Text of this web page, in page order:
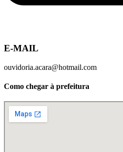
E-MAIL
ouvidoria.acara@hotmail.com
Como chegar à prefeitura